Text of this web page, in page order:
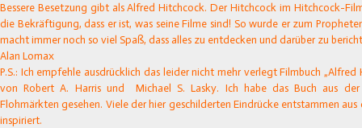
Bessere Besetzung gibt als Alfred Hitchcock. Der Hitchcock im Hitchcock-
die Bekräftigung, dass er ist, was seine Filme sind! So wurde er zum
macht immer noch so viel Spaß, dass alles zu entdecken und darüber zu
Alan Lomax
P.S.: Ich empfehle ausdrücklich das leider nicht mehr verlegt Filmbuch „Alfred
von Robert A. Harris und
Michael S. Lasky. Ich habe das Buch aus
Flohmärkten gesehen. Viele der hier geschilderten Eindrücke entstammen
inspiriert.